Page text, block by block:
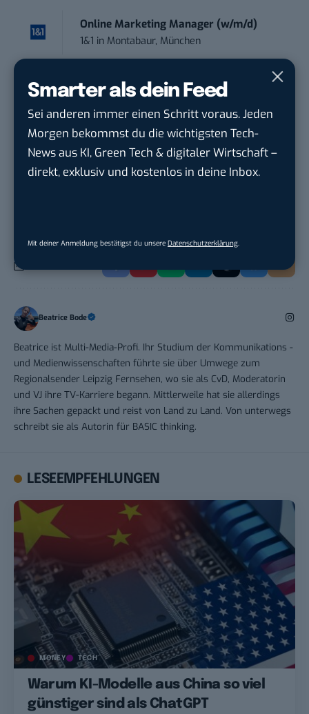
Smarter als dein Feed
Sei anderen immer einen Schritt voraus. Jeden
Morgen bekommst du die wichtigsten Tech-
News aus KI, Green Tech & digitaler Wirtschaft –
direkt, exklusiv und kostenlos in deine Inbox.
Mit deiner Anmeldung bestätigst du unsere Datenschutzerklärung.
Online Marketing Manager (w/m/d)
1&1 in Montabaur, München
Marketing Specialist – AI & Content
Manag...
FEINMETALL GmbHinHerrenberg bei
Stuttgart
Beatrice Bode
Beatrice ist Multi-Media-Profi. Ihr Studium der Kommunikations -
und Medienwissenschaften führte sie über Umwege zum
Regionalsender Leipzig Fernsehen, wo sie als CvD, Moderatorin
und VJ ihre TV-Karriere begann. Mittlerweile hat sie allerdings
ihre Sachen gepackt und reist von Land zu Land. Von unterwegs
schreibt sie als Autorin für BASIC thinking.
LESEEMPFEHLUNGEN
MONEY TECH
Warum KI-Modelle aus China so viel
günstiger sind als ChatGPT